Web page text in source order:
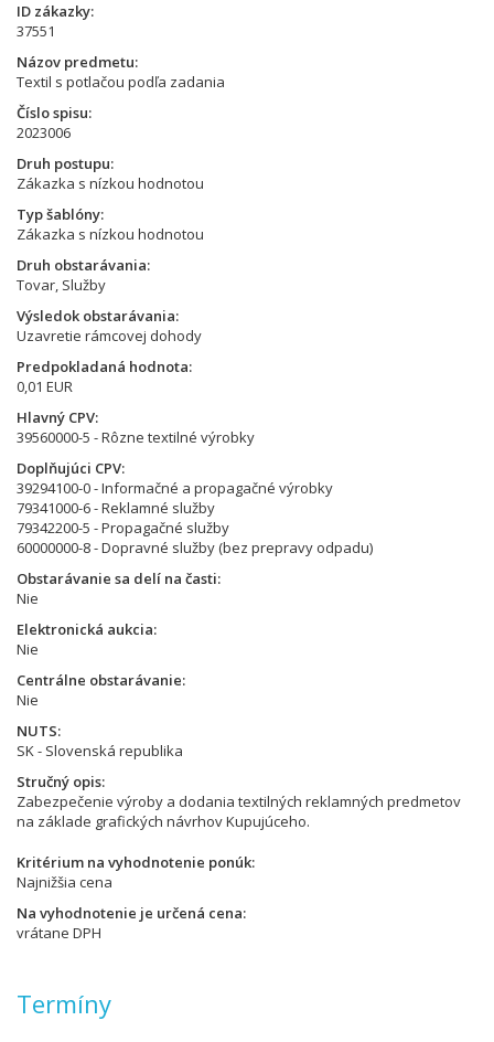
ID zákazky
37551
Názov predmetu
Textil s potlačou podľa zadania
Číslo spisu
2023006
Druh postupu
Zákazka s nízkou hodnotou
Typ šablóny
Zákazka s nízkou hodnotou
Druh obstarávania
Tovar, Služby
Výsledok obstarávania
Uzavretie rámcovej dohody
Predpokladaná hodnota
0,01 EUR
Hlavný CPV
39560000-5 - Rôzne textilné výrobky
Doplňujúci CPV
39294100-0 - Informačné a propagačné výrobky
79341000-6 - Reklamné služby
79342200-5 - Propagačné služby
60000000-8 - Dopravné služby (bez prepravy odpadu)
Obstarávanie sa delí na časti
Nie
Elektronická aukcia
Nie
Centrálne obstarávanie
Nie
NUTS
SK - Slovenská republika
Stručný opis
Zabezpečenie výroby a dodania textilných reklamných predmetov
na základe grafických návrhov Kupujúceho.
Kritérium na vyhodnotenie ponúk
Najnižšia cena
Na vyhodnotenie je určená cena
vrátane DPH
Termíny